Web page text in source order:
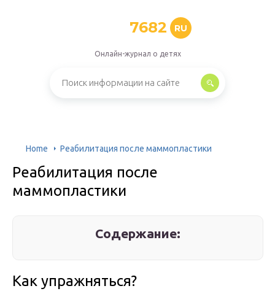
7682 RU
Онлайн-журнал о детях
Home Реабилитация после маммопластики
Реабилитация после
маммопластики
Содержание:
Как упражняться?